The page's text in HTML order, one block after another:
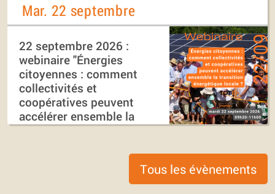
Mar. 22 septembre
22 septembre 2026 :
webinaire "Énergies
citoyennes : comment
collectivités et
coopératives peuvent
accélérer ensemble la
transition énergétique
Tous les évènements